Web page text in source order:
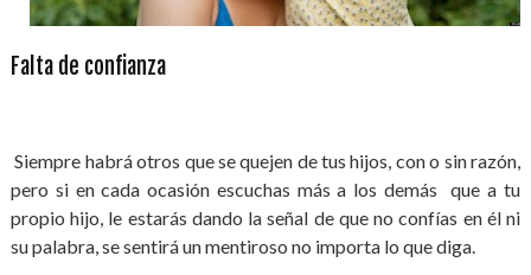
Falta de confianza
Siempre habrá otros que se quejen de tus hijos, con o sin razón,
pero si en cada ocasión escuchas más a los demás que a tu
propio hijo, le estarás dando la señal de que no confías en él ni
su palabra, se sentirá un mentiroso no importa lo que diga.